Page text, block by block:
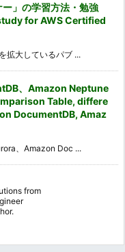
ー」の学習方法・勉強
for AWS Certified
拡大しているパブ ...
、Amazon Neptune
Table, differe
DocumentDB, Amaz
、Amazon Doc ...
from
.